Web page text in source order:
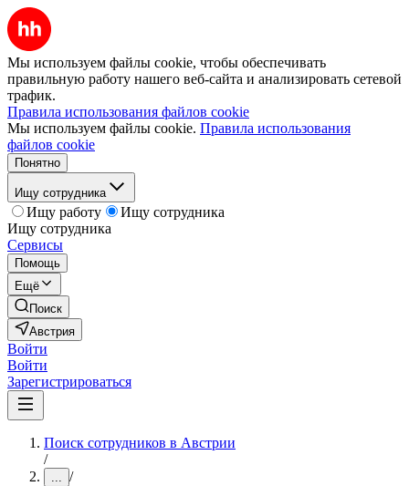
Мы используем файлы cookie, чтобы обеспечивать
правильную работу нашего веб-сайта и анализировать сетевой
трафик.
Правила использования файлов cookie
Мы используем файлы cookie. Правила использования
файлов cookie
Понятно
Ищу сотрудника
Ищу работу
Ищу сотрудника
Ищу сотрудника
Сервисы
Помощь
Ещё
Поиск
Австрия
Войти
Войти
Зарегистрироваться
Поиск сотрудников в Австрии
/
... /